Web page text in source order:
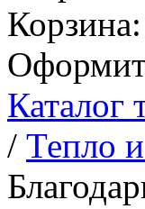
Корзина:
Каталог
/ Тепло